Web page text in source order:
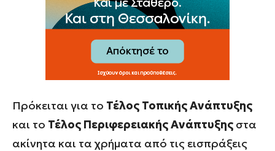
Πρόκειται για το Τέλος Τοπικής Ανάπτυξης
και το Τέλος Περιφερειακής Ανάπτυξης στα
ακίνητα και τα χρήματα από τις εισπράξεις